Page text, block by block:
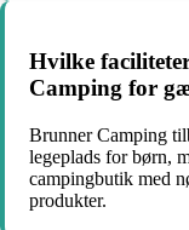
Hvilke
Camping for
Brunner Camping
legeplads for børn,
campingbutik med
produkter.